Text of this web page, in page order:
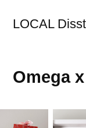
LOCAL
Omega